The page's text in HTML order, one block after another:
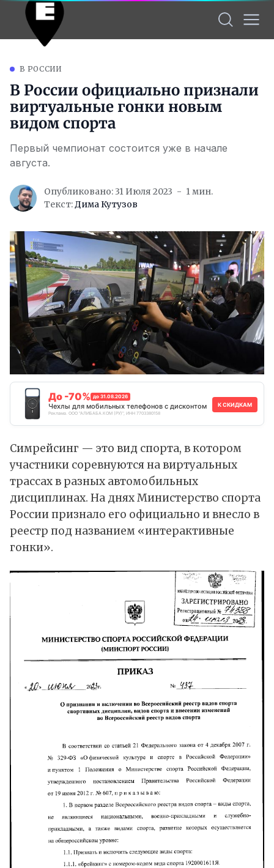
В РОССИИ
В России официально признали
виртуальные гонки новым
видом спорта
Первый чемпионат состоится уже в начале
августа.
Опубликовано: 31 Июля 2023
1 мин.
Текст:Дима Кутузов
До -70% до 31.08.2026
Чехлы для мобильных телефонов с дисконтом
Реклама. ООО "АЛИБАБА.КОМ (РУ)", ИНН 7703380158
К СКИДКАМ
Симрейсинг — это вид спорта, в котором
участники соревнуются на виртуальных
трассах в разных автомобильных
дисциплинах. На днях Министерство спорта
Россиипризнало его официально и внесло в
реестр под названием «интерактивные
гонки».